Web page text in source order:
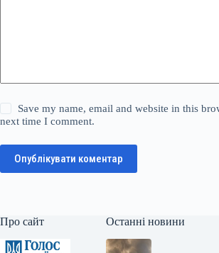
Save my name, email and website in this
next time I comment.
Опублікувати коментар
Про сайт Останні новини